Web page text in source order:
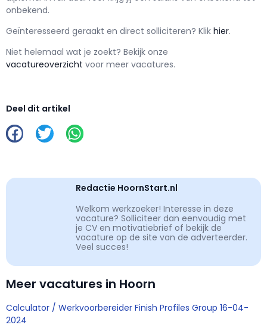
onbekend.
Geïnteresseerd geraakt en direct solliciteren? Klik hier.
Niet helemaal wat je zoekt? Bekijk onze
vacatureoverzicht voor meer vacatures.
Deel dit artikel
Redactie HoornStart.nl
Welkom werkzoeker! Interesse in deze
vacature? Solliciteer dan eenvoudig met
je CV en motivatiebrief of bekijk de
vacature op de site van de adverteerder.
Veel succes!
Meer vacatures in Hoorn
Calculator / Werkvoorbereider Finish Profiles Group 16-04-
2024